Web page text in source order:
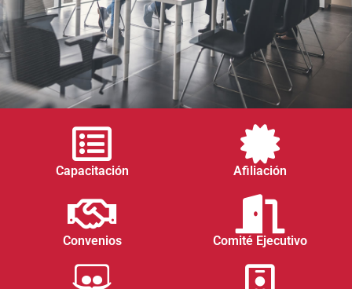
Capacitación Afiliación
Convenios Comité Ejecutivo